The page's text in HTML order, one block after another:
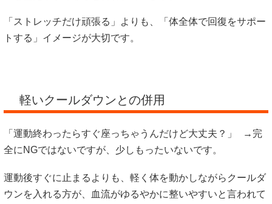
「ストレッチだけ頑張る」よりも、「体全体で回復をサポー
トする」イメージが大切です。
軽いクールダウンとの併用
「運動終わったらすぐ座っちゃうんだけど大丈夫？」 →完
全にNGではないですが、少しもったいないです。
運動後すぐに止まるよりも、軽く体を動かしながらクールダ
ウンを入れる方が、血流がゆるやかに整いやすいと言われて